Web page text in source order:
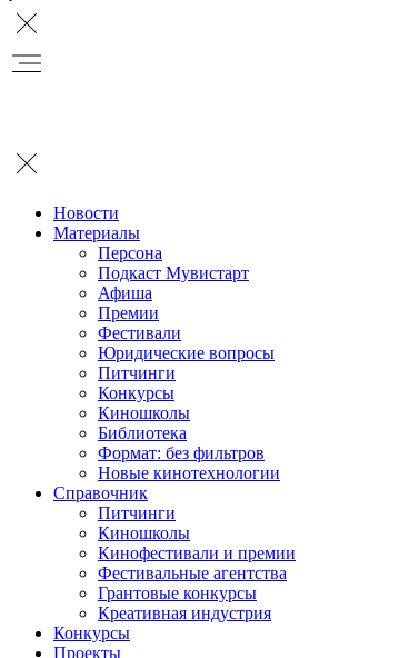
Новости
Материалы
Персона
Подкаст Мувистарт
Афиша
Премии
Фестивали
Юридические вопросы
Питчинги
Конкурсы
Киношколы
Библиотека
Формат: без фильтров
Новые кинотехнологии
Справочник
Питчинги
Киношколы
Кинофестивали и премии
Фестивальные агентства
Грантовые конкурсы
Креативная индустрия
Конкурсы
Проекты